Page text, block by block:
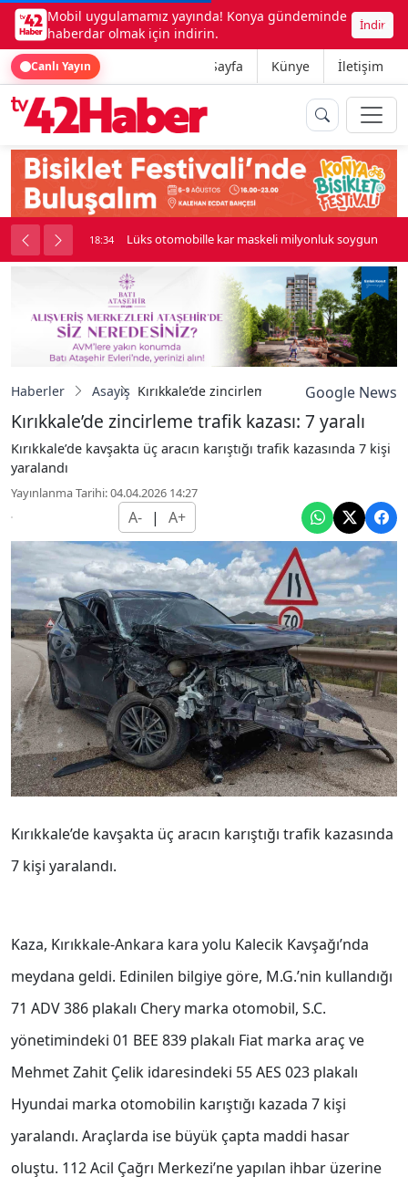
Mobil uygulamamız yayında! Konya gündeminde
haberdar olmak için indirin.
İndir
Canlı Yayın Ana Sayfa Künye İletişim
soygun 18:34 Kadınhanı'nda çok sayıda araç birbirine girdi
Haberler Asayiş Kırıkkale’de zincirleme trafik kazası: 7 yaralı
Google News
Kırıkkale’de zincirleme trafik kazası: 7 yaralı
Kırıkkale’de kavşakta üç aracın karıştığı trafik kazasında 7 kişi
yaralandı
Yayınlanma Tarihi: 04.04.2026 14:27
A- | A+
Kırıkkale’de kavşakta üç aracın karıştığı trafik kazasında
7 kişi yaralandı.
Kaza, Kırıkkale-Ankara kara yolu Kalecik Kavşağı’nda
meydana geldi. Edinilen bilgiye göre, M.G.’nin kullandığı
71 ADV 386 plakalı Chery marka otomobil, S.C.
yönetimindeki 01 BEE 839 plakalı Fiat marka araç ve
Mehmet Zahit Çelik idaresindeki 55 AES 023 plakalı
Hyundai marka otomobilin karıştığı kazada 7 kişi
yaralandı. Araçlarda ise büyük çapta maddi hasar
oluştu. 112 Acil Çağrı Merkezi’ne yapılan ihbar üzerine